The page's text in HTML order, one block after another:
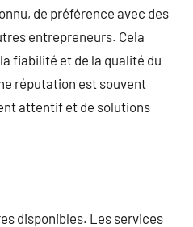
de préférence avec des
entrepreneurs. Cela
fiabilité et de la qualité du
réputation est souvent
attentif et de solutions
disponibles. Les services